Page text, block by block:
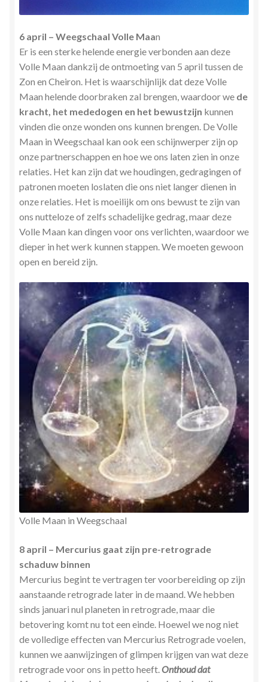
6 april – Weegschaal Volle Maan
Er is een sterke helende energie verbonden aan deze
Volle Maan dankzij de ontmoeting van 5 april tussen de
Zon en Cheiron. Het is waarschijnlijk dat deze Volle
Maan helende doorbraken zal brengen, waardoor we de
kracht, het mededogen en het bewustzijn kunnen
vinden die onze wonden ons kunnen brengen. De Volle
Maan in Weegschaal kan ook een schijnwerper zijn op
onze partnerschappen en hoe we ons laten zien in onze
relaties. Het kan zijn dat we houdingen, gedragingen of
patronen moeten loslaten die ons niet langer dienen in
onze relaties. Het is moeilijk om ons bewust te zijn van
ons nutteloze of zelfs schadelijke gedrag, maar deze
Volle Maan kan dingen voor ons verlichten, waardoor we
dieper in het werk kunnen stappen. We moeten gewoon
open en bereid zijn.
Volle Maan in Weegschaal
8 april – Mercurius gaat zijn pre-retrograde
schaduw binnen
Mercurius begint te vertragen ter voorbereiding op zijn
aanstaande retrograde later in de maand. We hebben
sinds januari nul planeten in retrograde, maar die
betovering komt nu tot een einde. Hoewel we nog niet
de volledige effecten van Mercurius Retrograde voelen,
kunnen we aanwijzingen of glimpen krijgen van wat deze
retrograde voor ons in petto heeft. Onthoud dat